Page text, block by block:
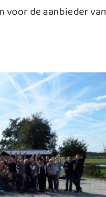
voor de aanbieder van